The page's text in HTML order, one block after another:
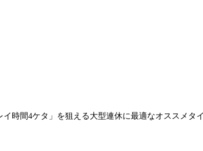
時間4ケタ」を狙える大型連休に最適なオススメタ